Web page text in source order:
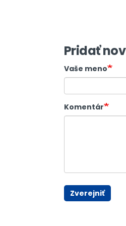
Pridať
Vaše meno
Komentár
Zverejniť